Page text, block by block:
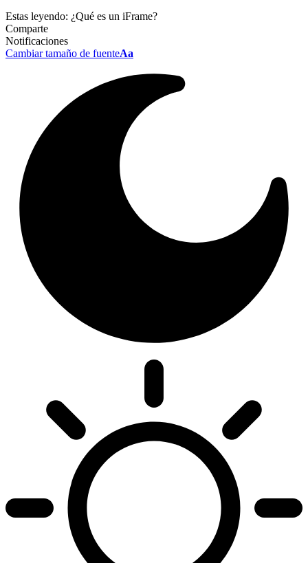
Estas leyendo: ¿Qué es un iFrame?
Comparte
Notificaciones
Cambiar tamaño de fuenteAa